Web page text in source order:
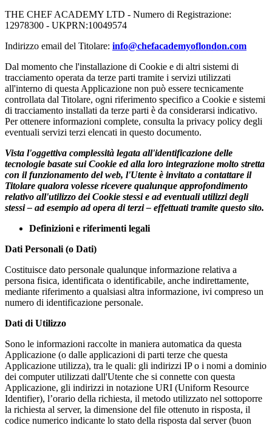
THE CHEF ACADEMY LTD - Numero di Registrazione:
12978300 - UKPRN:10049574
Indirizzo email del Titolare: info@chefacademyoflondon.com
Dal momento che l'installazione di Cookie e di altri sistemi di
tracciamento operata da terze parti tramite i servizi utilizzati
all'interno di questa Applicazione non può essere tecnicamente
controllata dal Titolare, ogni riferimento specifico a Cookie e sistemi
di tracciamento installati da terze parti è da considerarsi indicativo.
Per ottenere informazioni complete, consulta la privacy policy degli
eventuali servizi terzi elencati in questo documento.
Vista l'oggettiva complessità legata all'identificazione delle
tecnologie basate sui Cookie ed alla loro integrazione molto stretta
con il funzionamento del web, l'Utente è invitato a contattare il
Titolare qualora volesse ricevere qualunque approfondimento
relativo all'utilizzo dei Cookie stessi e ad eventuali utilizzi degli
stessi – ad esempio ad opera di terzi – effettuati tramite questo sito.
Definizioni e riferimenti legali
Dati Personali (o Dati)
Costituisce dato personale qualunque informazione relativa a
persona fisica, identificata o identificabile, anche indirettamente,
mediante riferimento a qualsiasi altra informazione, ivi compreso un
numero di identificazione personale.
Dati di Utilizzo
Sono le informazioni raccolte in maniera automatica da questa
Applicazione (o dalle applicazioni di parti terze che questa
Applicazione utilizza), tra le quali: gli indirizzi IP o i nomi a dominio
dei computer utilizzati dall'Utente che si connette con questa
Applicazione, gli indirizzi in notazione URI (Uniform Resource
Identifier), l’orario della richiesta, il metodo utilizzato nel sottoporre
la richiesta al server, la dimensione del file ottenuto in risposta, il
codice numerico indicante lo stato della risposta dal server (buon